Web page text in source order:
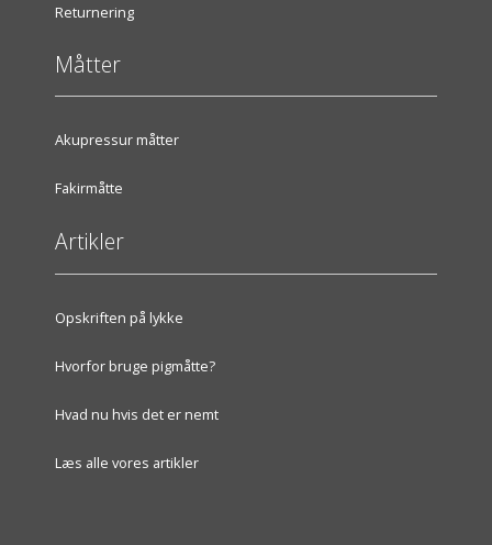
Returnering
Måtter
Akupressur måtter
Fakirmåtte
Artikler
Opskriften på lykke
Hvorfor bruge pigmåtte?
Hvad nu hvis det er nemt
Læs alle vores artikler